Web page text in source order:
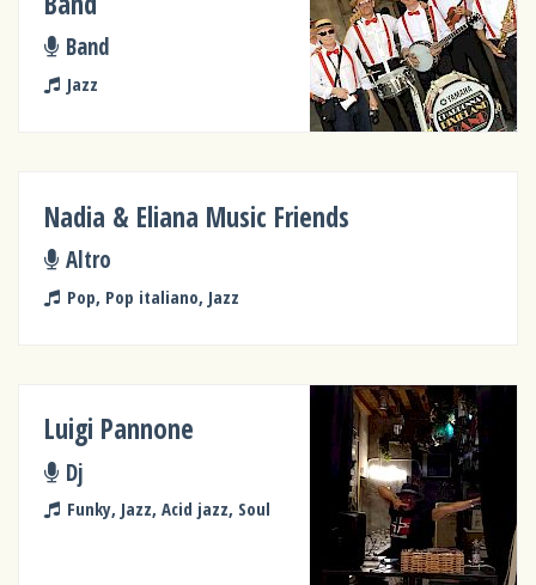
Band
Jazz
Nadia & Eliana Music Friends
Altro
Pop, Pop italiano, Jazz
Luigi Pannone
Dj
Funky, Jazz, Acid jazz, Soul